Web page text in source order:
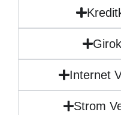
Internet
Strom